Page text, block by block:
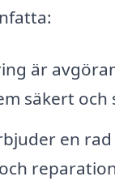
är
säkert och
en